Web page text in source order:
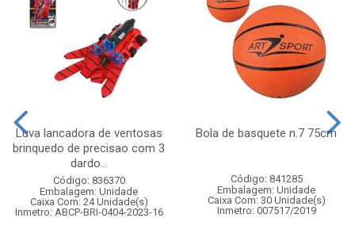
Luva lancadora de ventosas
brinquedo de precisao com 3
dardo...
Código: 836370
Embalagem: Unidade
Caixa Com: 24 Unidade(s)
Inmetro: ABCP-BRI-0404-2023-16
Bola de basquete n.7 75cm
Código: 841285
Embalagem: Unidade
Caixa Com: 30 Unidade(s)
Inmetro: 007517/2019